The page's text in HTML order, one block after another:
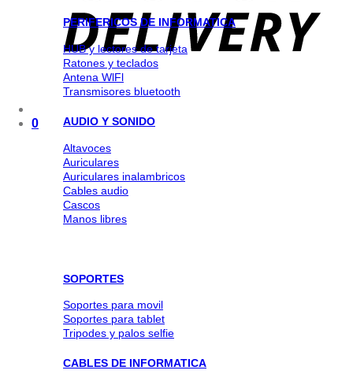
0
PERIFERICOS DE INFORMATICA
HUB y lectores de tarjeta
Ratones y teclados
Antena WlFl
Transmisores bluetooth
AUDIO Y SONIDO
Altavoces
Auriculares
Auriculares inalambricos
Cables audio
Cascos
Manos libres
SOPORTES
Soportes para movil
Soportes para tablet
Tripodes y palos selfie
CABLES DE INFORMATICA